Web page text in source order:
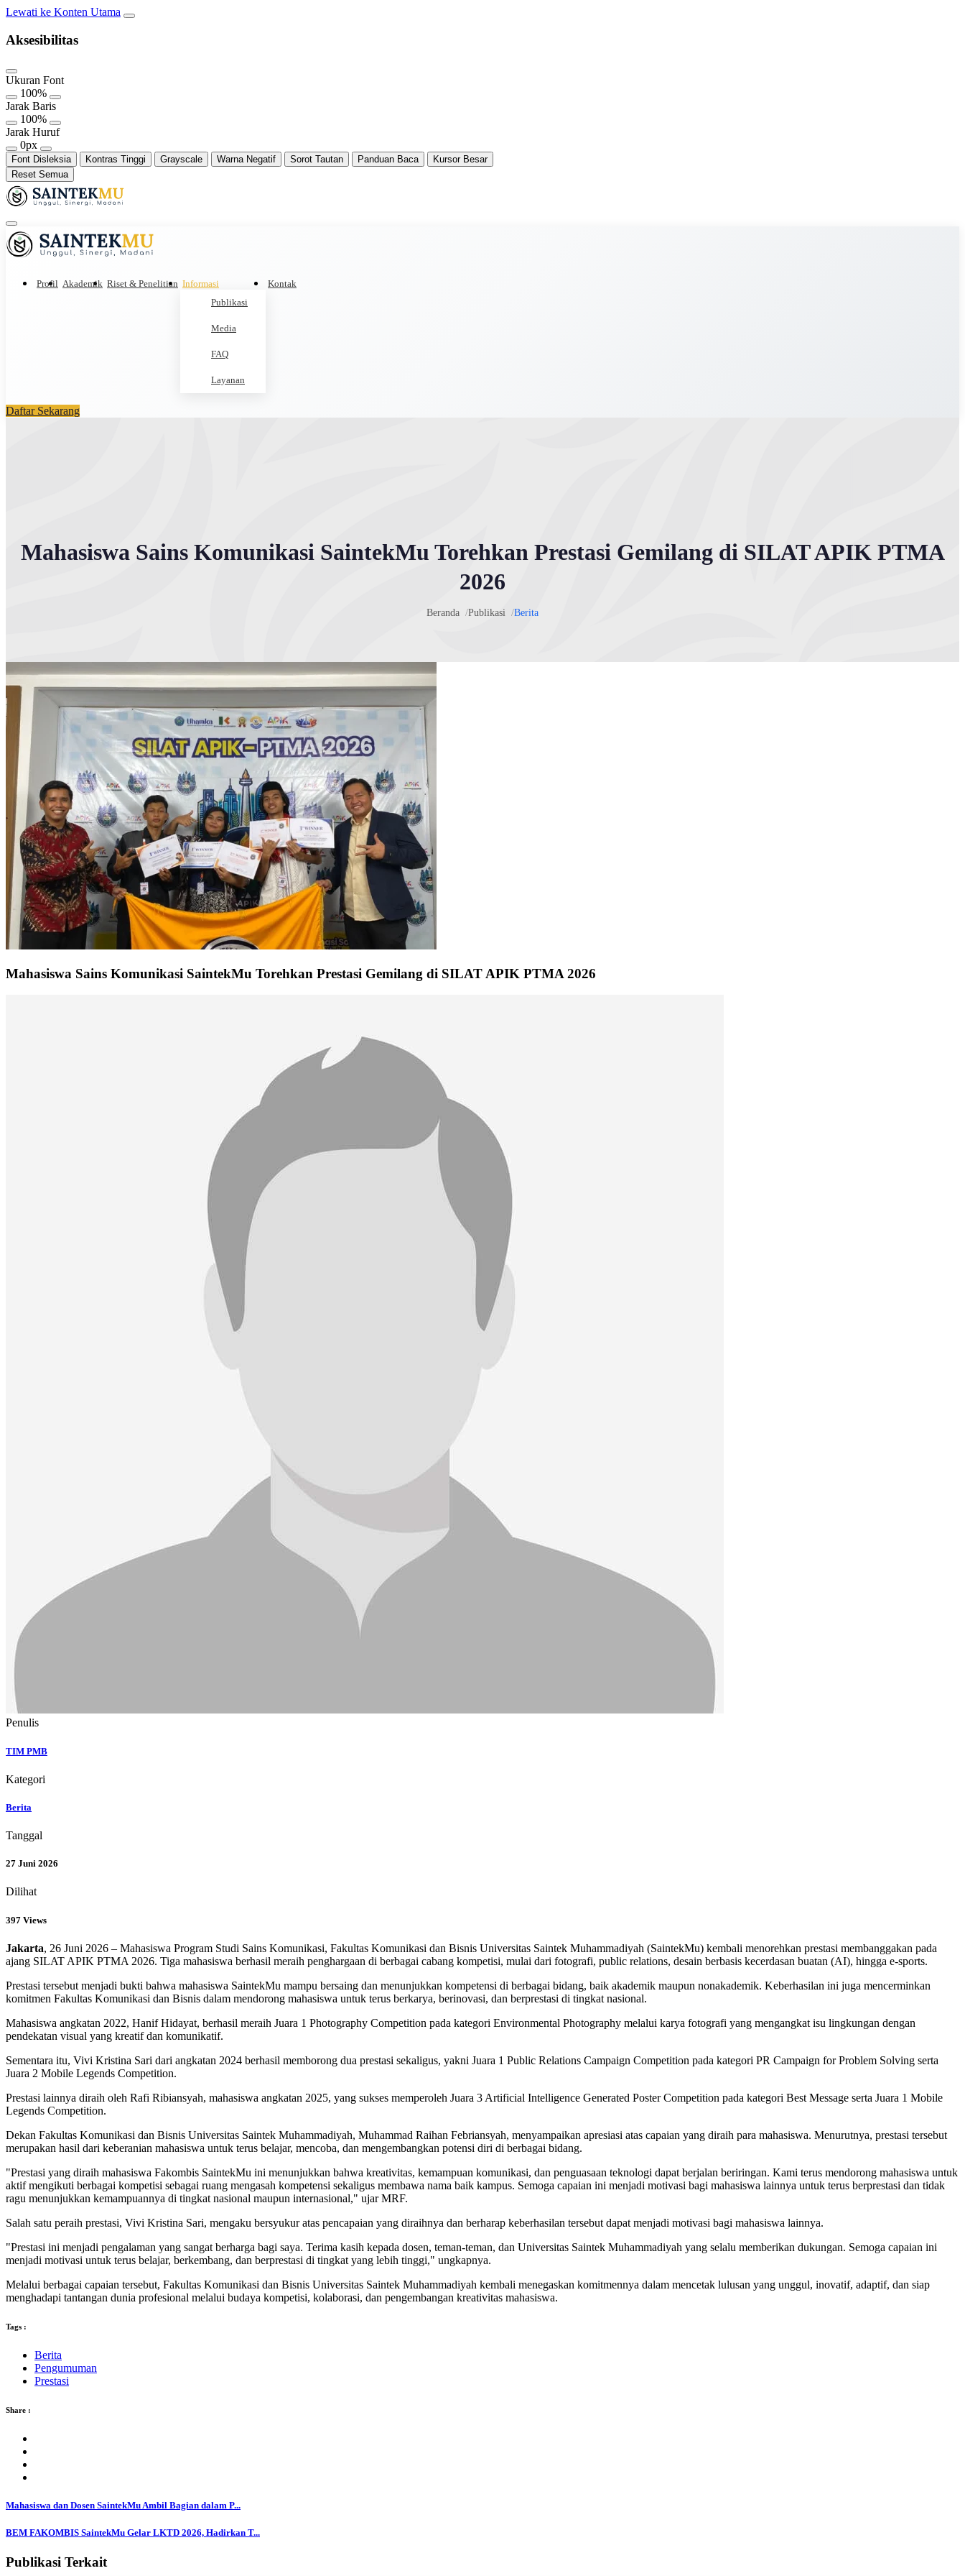
Lewati ke Konten Utama
Aksesibilitas
Ukuran Font
100%
Jarak Baris
100%
Jarak Huruf
0px
Font Disleksia Kontras Tinggi Grayscale Warna Negatif Sorot Tautan Panduan Baca
Kursor Besar
Reset Semua
Profil Akademik Riset & Penelitian Informasi
Publikasi
Media
FAQ
Layanan
Kontak
Daftar Sekarang
Mahasiswa Sains Komunikasi SaintekMu Torehkan Prestasi Gemilang di SILAT APIK PTMA
2026
Beranda Publikasi Berita
Mahasiswa Sains Komunikasi SaintekMu Torehkan Prestasi Gemilang di SILAT APIK PTMA 2026
Penulis
TIM PMB
Kategori
Berita
Tanggal
27 Juni 2026
Dilihat
397 Views
Jakarta, 26 Juni 2026 – Mahasiswa Program Studi Sains Komunikasi, Fakultas Komunikasi dan Bisnis Universitas Saintek Muhammadiyah (SaintekMu) kembali menorehkan prestasi membanggakan pada
ajang SILAT APIK PTMA 2026. Tiga mahasiswa berhasil meraih penghargaan di berbagai cabang kompetisi, mulai dari fotografi, public relations, desain berbasis kecerdasan buatan (AI), hingga e-sports.
Prestasi tersebut menjadi bukti bahwa mahasiswa SaintekMu mampu bersaing dan menunjukkan kompetensi di berbagai bidang, baik akademik maupun nonakademik. Keberhasilan ini juga mencerminkan
komitmen Fakultas Komunikasi dan Bisnis dalam mendorong mahasiswa untuk terus berkarya, berinovasi, dan berprestasi di tingkat nasional.
Mahasiswa angkatan 2022, Hanif Hidayat, berhasil meraih Juara 1 Photography Competition pada kategori Environmental Photography melalui karya fotografi yang mengangkat isu lingkungan dengan
pendekatan visual yang kreatif dan komunikatif.
Sementara itu, Vivi Kristina Sari dari angkatan 2024 berhasil memborong dua prestasi sekaligus, yakni Juara 1 Public Relations Campaign Competition pada kategori PR Campaign for Problem Solving serta
Juara 2 Mobile Legends Competition.
Prestasi lainnya diraih oleh Rafi Ribiansyah, mahasiswa angkatan 2025, yang sukses memperoleh Juara 3 Artificial Intelligence Generated Poster Competition pada kategori Best Message serta Juara 1 Mobile
Legends Competition.
Dekan Fakultas Komunikasi dan Bisnis Universitas Saintek Muhammadiyah, Muhammad Raihan Febriansyah, menyampaikan apresiasi atas capaian yang diraih para mahasiswa. Menurutnya, prestasi tersebut
merupakan hasil dari keberanian mahasiswa untuk terus belajar, mencoba, dan mengembangkan potensi diri di berbagai bidang.
"Prestasi yang diraih mahasiswa Fakombis SaintekMu ini menunjukkan bahwa kreativitas, kemampuan komunikasi, dan penguasaan teknologi dapat berjalan beriringan. Kami terus mendorong mahasiswa untuk
aktif mengikuti berbagai kompetisi sebagai ruang mengasah kompetensi sekaligus membawa nama baik kampus. Semoga capaian ini menjadi motivasi bagi mahasiswa lainnya untuk terus berprestasi dan tidak
ragu menunjukkan kemampuannya di tingkat nasional maupun internasional," ujar MRF.
Salah satu peraih prestasi, Vivi Kristina Sari, mengaku bersyukur atas pencapaian yang diraihnya dan berharap keberhasilan tersebut dapat menjadi motivasi bagi mahasiswa lainnya.
"Prestasi ini menjadi pengalaman yang sangat berharga bagi saya. Terima kasih kepada dosen, teman-teman, dan Universitas Saintek Muhammadiyah yang selalu memberikan dukungan. Semoga capaian ini
menjadi motivasi untuk terus belajar, berkembang, dan berprestasi di tingkat yang lebih tinggi," ungkapnya.
Melalui berbagai capaian tersebut, Fakultas Komunikasi dan Bisnis Universitas Saintek Muhammadiyah kembali menegaskan komitmennya dalam mencetak lulusan yang unggul, inovatif, adaptif, dan siap
menghadapi tantangan dunia profesional melalui budaya kompetisi, kolaborasi, dan pengembangan kreativitas mahasiswa.
Tags :
Berita
Pengumuman
Prestasi
Share :
Mahasiswa dan Dosen SaintekMu Ambil Bagian dalam P...
BEM FAKOMBIS SaintekMu Gelar LKTD 2026, Hadirkan T...
Publikasi Terkait